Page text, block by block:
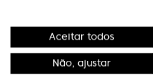
visualAceitar todos
Não, ajustar